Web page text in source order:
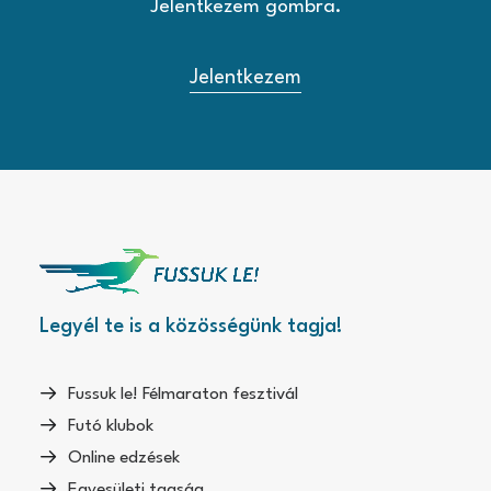
Jelentkezem gombra.
Jelentkezem
Legyél te is a közösségünk tagja!
Fussuk le! Félmaraton fesztivál
Futó klubok
Online edzések